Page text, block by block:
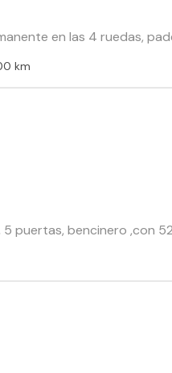
en las 4 ruedas,
km
puertas, bencinero ,con